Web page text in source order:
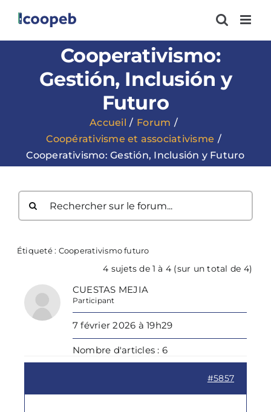
contenu
Cooperativismo:
Gestión, Inclusión y
Futuro
Accueil
Forum
Coopérativisme et associativisme
Cooperativismo: Gestión, Inclusión y Futuro
Étiqueté : Cooperativismo futuro
4 sujets de 1 à 4 (sur un total de 4)
CUESTAS MEJIA
Participant
7 février 2026 à 19h29
Nombre d'articles : 6
#5857